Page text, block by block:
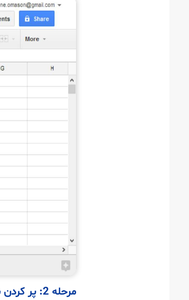
مرحله 2: پر کردن شیت